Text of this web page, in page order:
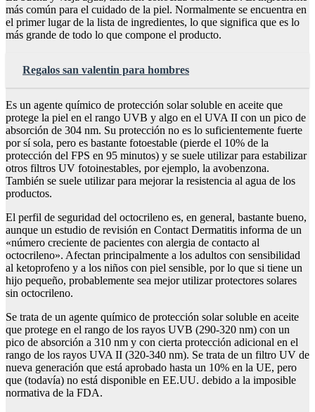
más común para el cuidado de la piel. Normalmente se encuentra en
el primer lugar de la lista de ingredientes, lo que significa que es lo
más grande de todo lo que compone el producto.
Regalos san valentin para hombres
Es un agente químico de protección solar soluble en aceite que
protege la piel en el rango UVB y algo en el UVA II con un pico de
absorción de 304 nm. Su protección no es lo suficientemente fuerte
por sí sola, pero es bastante fotoestable (pierde el 10% de la
protección del FPS en 95 minutos) y se suele utilizar para estabilizar
otros filtros UV fotoinestables, por ejemplo, la avobenzona.
También se suele utilizar para mejorar la resistencia al agua de los
productos.
El perfil de seguridad del octocrileno es, en general, bastante bueno,
aunque un estudio de revisión en Contact Dermatitis informa de un
«número creciente de pacientes con alergia de contacto al
octocrileno». Afectan principalmente a los adultos con sensibilidad
al ketoprofeno y a los niños con piel sensible, por lo que si tiene un
hijo pequeño, probablemente sea mejor utilizar protectores solares
sin octocrileno.
Se trata de un agente químico de protección solar soluble en aceite
que protege en el rango de los rayos UVB (290-320 nm) con un
pico de absorción a 310 nm y con cierta protección adicional en el
rango de los rayos UVA II (320-340 nm). Se trata de un filtro UV de
nueva generación que está aprobado hasta un 10% en la UE, pero
que (todavía) no está disponible en EE.UU. debido a la imposible
normativa de la FDA.